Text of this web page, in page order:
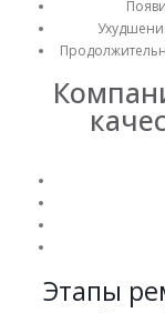
Этапы
0из 5
₴16,000